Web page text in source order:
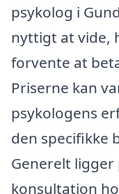
psykolog i
nyttigt at vide,
forvente at
Priserne kan
psykologens
den specifikke
Generelt
konsultation